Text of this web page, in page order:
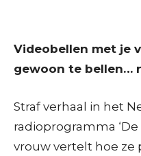
Videobellen met je
gewoon te bellen…
Straf verhaal in het
radioprogramma ‘De
vrouw vertelt hoe ze